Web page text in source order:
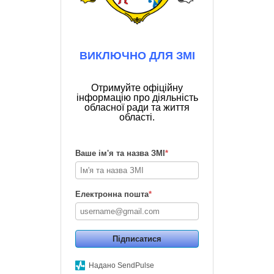
ВИКЛЮЧНО ДЛЯ ЗМІ
Отримуйте офіційну
інформацію про діяльність
обласної ради та життя
області.
Ваше ім'я та назва ЗМІ *
Електронна пошта*
Підписатися
Надано SendPulse